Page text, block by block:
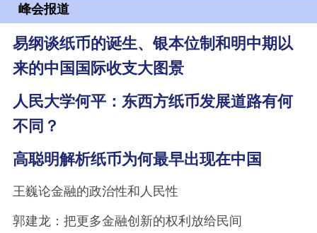
峰会报道
易纲谈纸币的诞生、银本位制和明中期以
来的中国国际收支大图景
人民大学何平：东西方纸币发展道路有何
不同？
高聪明解析纸币为何最早出现在中国
王巍论金融的政治性和人民性
郭建龙：把更多金融创新的权利放给民间